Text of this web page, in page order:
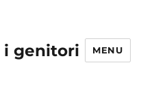
i genitori MENU